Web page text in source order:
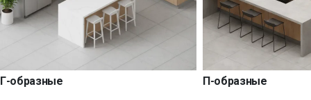
Г-образные П-образные